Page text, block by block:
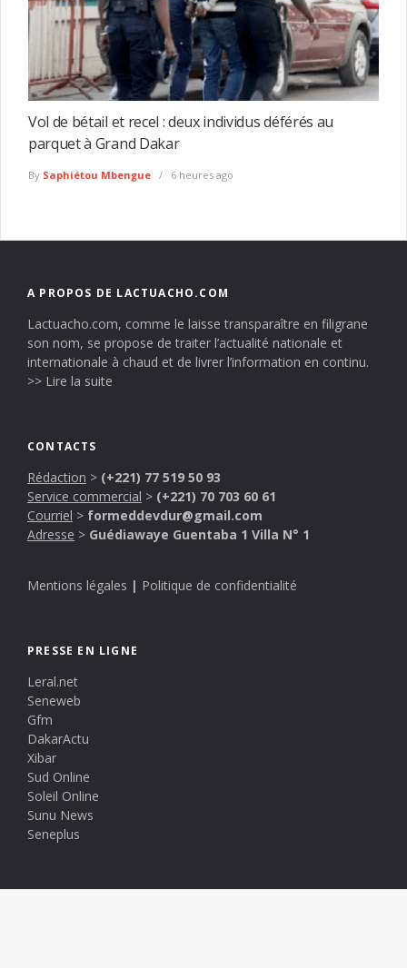
Vol de bétail et recel : deux individus déférés au
parquet à Grand Dakar
By Saphiétou Mbengue 6 heures ago
A PROPOS DE LACTUACHO.COM
Lactuacho.com, comme le laisse transparaître en filigrane
son nom, se propose de traiter l’actualité nationale et
internationale à chaud et de livrer l’information en continu.
>> Lire la suite
CONTACTS
Rédaction > (+221) 77 519 50 93
Service commercial > (+221) 70 703 60 61
Courriel > formeddevdur@gmail.com
Adresse > Guédiawaye Guentaba 1 Villa N° 1
Mentions légales | Politique de confidentialité
PRESSE EN LIGNE
Leral.net
Seneweb
Gfm
DakarActu
Xibar
Sud Online
Soleil Online
Sunu News
Seneplus